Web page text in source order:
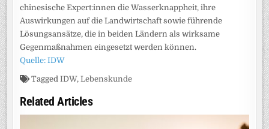
chinesische Expert:innen die Wasserknappheit, ihre
Auswirkungen auf die Landwirtschaft sowie führende
Lösungsansätze, die in beiden Ländern als wirksame
Gegenmaßnahmen eingesetzt werden können.
Quelle: IDW
TaggedIDW,Lebenskunde
Related Articles